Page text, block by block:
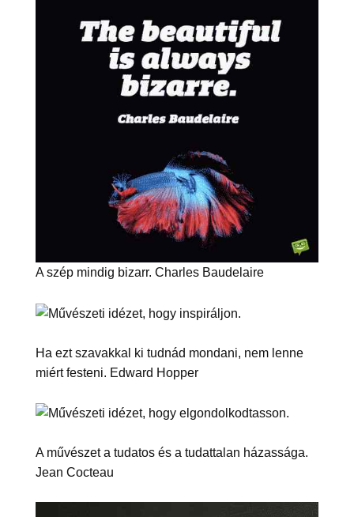
A szép mindig bizarr. Charles Baudelaire
Ha ezt szavakkal ki tudnád mondani, nem lenne
miért festeni. Edward Hopper
A művészet a tudatos és a tudattalan házassága.
Jean Cocteau